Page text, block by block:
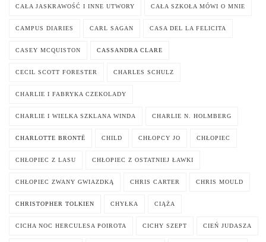
CAŁA JASKRAWOŚĆ I INNE UTWORY CAŁA SZKOŁA MÓWI O MNIE
CAMPUS DIARIES CARL SAGAN CASA DEL LA FELICITA
CASEY MCQUISTON CASSANDRA CLARE
CECIL SCOTT FORESTER CHARLES SCHULZ
CHARLIE I FABRYKA CZEKOLADY
CHARLIE I WIELKA SZKLANA WINDA CHARLIE N. HOLMBERG
CHARLOTTE BRONTË CHILD CHŁOPCY JO CHŁOPIEC
CHŁOPIEC Z LASU CHŁOPIEC Z OSTATNIEJ ŁAWKI
CHŁOPIEC ZWANY GWIAZDKĄ CHRIS CARTER CHRIS MOULD
CHRISTOPHER TOLKIEN CHYŁKA CIĄŻA
CICHA NOC HERCULESA POIROTA CICHY SZEPT CIEŃ JUDASZA